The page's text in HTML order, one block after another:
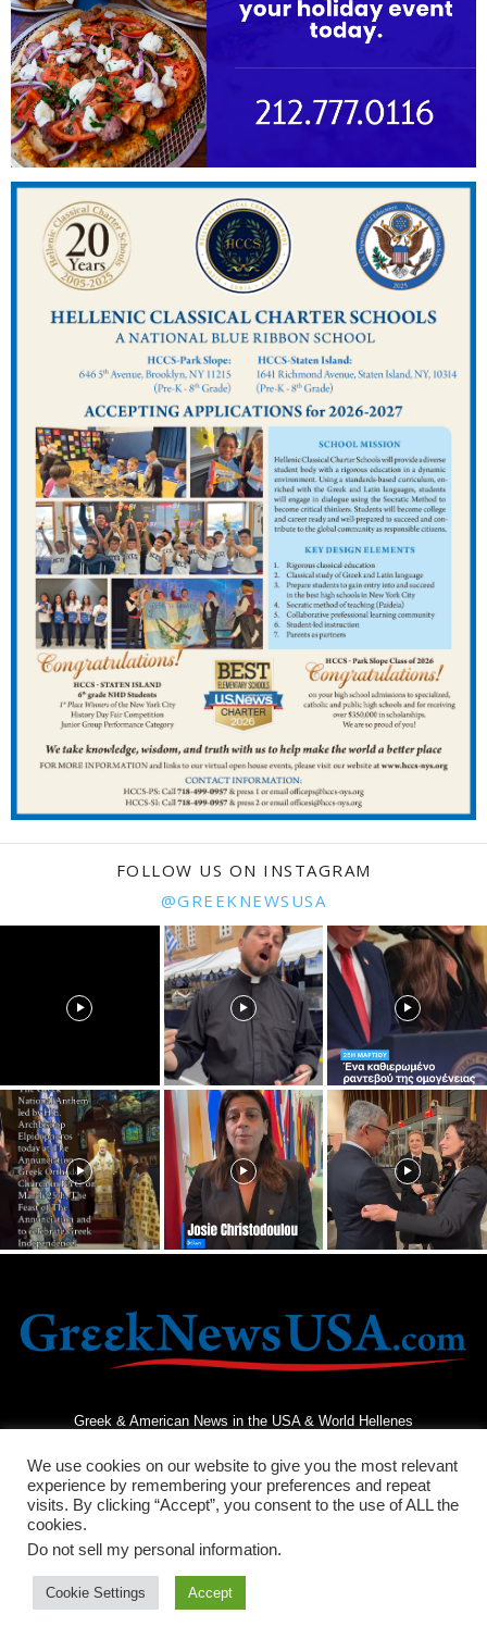
FOLLOW US ON INSTAGRAM
@GREEKNEWSUSA
Greek & American News in the USA & World Hellenes
Terms and Conditions
We use cookies on our website to give you the most relevant
experience by remembering your preferences and repeat
visits. By clicking “Accept”, you consent to the use of ALL the
cookies.
Do not sell my personal information.
Cookie Settings Accept